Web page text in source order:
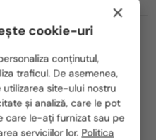
2-4 ZILE
Off-White—Ochelari de soare
×
cookie-uri
conținutul,
traficul. De asemenea,
site-ului nostru
și analiză, care le pot
care le-ați furnizat sau pe
serviciilor lor. Politica